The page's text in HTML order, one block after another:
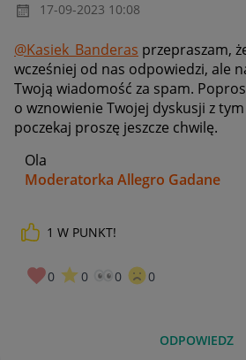
‎17-09-2023 10:08
@Kasiek_Banderas przepraszam,
wcześniej od nas odpowiedzi, ale
Twoją wiadomość za spam.
o wznowienie Twojej dyskusji z
poczekaj proszę jeszcze chwilę.
Ola
Moderatorka Allegro Gadane
1 W PUNKT!
0 0 0 0
ODPOWIEDZ